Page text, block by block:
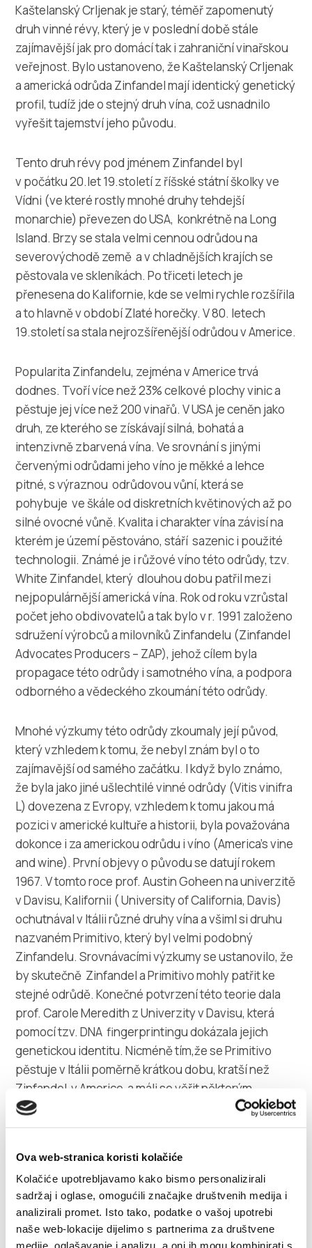
Ova web-stranica koristi kolačiće
Kolačiće upotrebljavamo kako bismo personalizirali
sadržaj i oglase, omogućili značajke društvenih medija i
analizirali promet. Isto tako, podatke o vašoj upotrebi
naše web-lokacije dijelimo s partnerima za društvene
medije, oglašavanje i analizu, a oni ih mogu kombinirati s
Multimédia
Safe in Dalmatia
cs
info@kastela-info.hr
Villa Nika, Kamberovo šetalište 30,
21216 Kaštel Stari, Hrvatska
Wskazówki
Kaštelanský Crljenak je starý, téměř zapomenutý
druh vinné révy, který je v poslední době stále
zajímavější jak pro domácí tak i zahraniční vinařskou
veřejnost. Bylo ustanoveno, že Kaštelanský Crljenak
a americká odrůda Zinfandel mají identický genetický
profil, tudíž jde o stejný druh vína, což usnadnilo
vyřešit tajemství jeho původu.
Tento druh révy pod jménem Zinfandel byl
v počátku 20.let 19.století z říšské státní školky ve
Vídni (ve které rostly mnohé druhy tehdejší
monarchie) převezen do USA, konkrétně na Long
Island. Brzy se stala velmi cennou odrůdou na
severovýchodě země a v chladnějších krajích se
pěstovala ve skleníkách. Po třiceti letech je
přenesena do Kalifornie, kde se velmi rychle rozšířila
a to hlavně v období Zlaté horečky. V 80. letech
19.století sa stala nejrozšířenější odrůdou v Americe.
Popularita Zinfandelu, zejména v Americe trvá
dodnes. Tvoří více než 23% celkové plochy vinic a
pěstuje jej více než 200 vinařů. V USA je ceněn jako
druh, ze kterého se získávají silná, bohatá a
intenzivně zbarvená vína. Ve srovnání s jinými
červenými odrůdami jeho víno je měkké a lehce
pitné, s výraznou odrůdovou vůní, která se
pohybuje ve škále od diskretních květinových až po
silné ovocné vůně. Kvalita i charakter vína závisí na
kterém je území pěstováno, stáří sazenic i použité
technologii. Známé je i růžové víno této odrůdy, tzv.
White Zinfandel, který dlouhou dobu patřil mezi
nejpopulárnější americká vína. Rok od roku vzrůstal
počet jeho obdivovatelů a tak bylo v r. 1991 založeno
sdružení výrobců a milovníků Zinfandelu (Zinfandel
Advocates Producers – ZAP), jehož cílem byla
propagace této odrůdy i samotného vína, a podpora
odborného a vědeckého zkoumání této odrůdy.
Mnohé výzkumy této odrůdy zkoumaly její původ,
který vzhledem k tomu, že nebyl znám byl o to
zajímavější od samého začátku. I když bylo známo,
že byla jako jiné ušlechtilé vinné odrůdy (Vitis vinifra
L) dovezena z Evropy, vzhledem k tomu jakou má
pozici v americké kultuře a historii, byla považována
dokonce i za americkou odrůdu i víno (America’s vine
and wine). První objevy o původu se datují rokem
1967. V tomto roce prof. Austin Goheen na univerzitě
v Davisu, Kalifornii ( University of California, Davis)
ochutnával v Itálii různé druhy vína a všiml si druhu
nazvaném Primitivo, který byl velmi podobný
Zinfandelu. Srovnávacími výzkumy se ustanovilo, že
by skutečně Zinfandel a Primitivo mohly patřit ke
stejné odrůdě. Konečné potvrzení této teorie dala
prof. Carole Meredith z Univerzity v Davisu, která
pomocí tzv. DNA fingerprintingu dokázala jejich
genetickou identitu. Nicméně tím,že se Primitivo
pěstuje v Itálii poměrně krátkou dobu, kratší než
Zinfandel v Americe a máli se věřit některým
dokladům, že Primitivo bylo přivezeno do italského
kraje Puglia z východního pobřeží Jadranu, otázka
chorvatské pobřeží stalo zajímavé coby možná
země původu této odrůdy. Díky morfologické
podobnosti s Primitivem a Zinfandelem před dvaceti
lety i Plavac mali je uváděn jako možný třetí
synonymum stejné odrůdy a postupem doby tento